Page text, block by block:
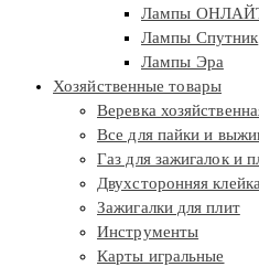
Лампы
Лампы Спутник
Лампы Эра
Хозяйственные товары
Веревка
Все для пайки и
Газ для зажигалок и
Двухсторонняя
Зажигалки для плит
Инструменты
Карты игральные